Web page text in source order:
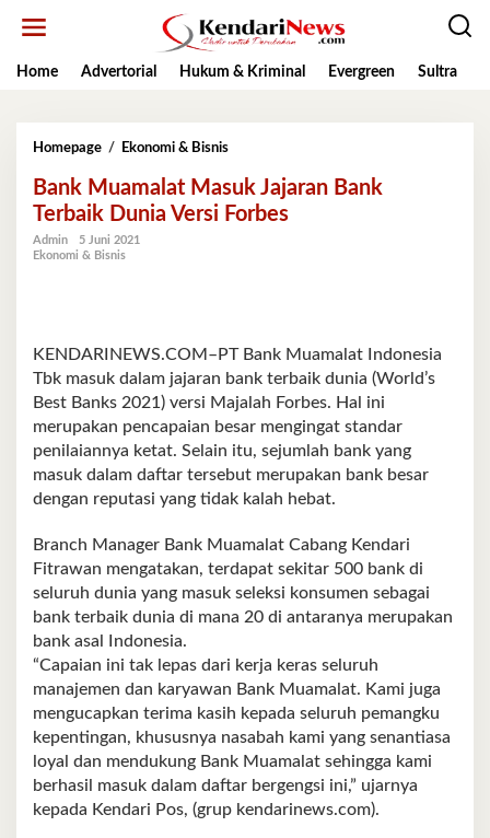
Home
Advertorial Hukum & Kriminal Evergreen Sultra
Homepage / Ekonomi & BisnisBank
Masuk
Jajaran
Bank
Bank Muamalat Masuk Jajaran Bank
Terbaik Dunia Versi Forbes
Admin
5 Juni 2021
Ekonomi & Bisnis
KENDARINEWS.COM–PT Bank Muamalat In­donesia
Tbk masuk dalam jajaran bank terbaik dunia (World’s
Best Banks 2021) versi Majalah Forbes. Hal ini
merupakan pencapaian besar mengingat standar
penilaiannya ketat. Selain itu, sejumlah bank yang
masuk dalam daftar terse­but merupakan bank besar
dengan reputasi yang tidak kalah hebat.
Branch Manager Bank Muamalat Cabang Kendari
Fitrawan mengatakan, ter­dapat sekitar 500 bank di
seluruh dunia yang masuk seleksi konsumen sebagai
bank terbaik dunia di mana 20 di antaranya merupakan
bank asal Indonesia.
“Capaian ini tak lepas dari kerja keras seluruh
manajemen dan karyawan Bank Muamalat. Kami juga
mengucapkan terima kasih kepada seluruh pemangku
kepentingan, khususnya nasabah kami yang sen­antiasa
loyal dan men­dukung Bank Muamalat sehingga kami
berhasil masuk dalam daftar ber­gengsi ini,” ujarnya
kepada Kendari Pos, (grup kendarinews.com).